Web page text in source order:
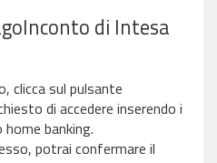
di Intesa
clicca sul pulsante
di accedere inserendo i
banking.
potrai confermare il